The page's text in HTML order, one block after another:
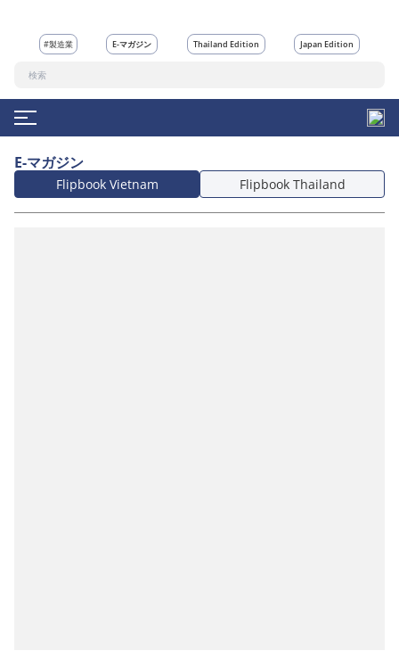
#製造業 E-マガジン Thailand Edition Japan Edition
E-マガジン
Flipbook Vietnam Flipbook Thailand